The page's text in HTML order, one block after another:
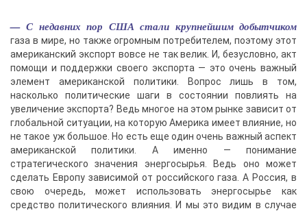
— С недавних пор США стали крупнейшим добытчиком
газа в мире, но также огромным потребителем, поэтому этот
американский экспорт вовсе не так велик. И, безусловно, акт
помощи и поддержки своего экспорта — это очень важный
элемент американской политики. Вопрос лишь в том,
насколько политические шаги в состоянии повлиять на
увеличение экспорта? Ведь многое на этом рынке зависит от
глобальной ситуации, на которую Америка имеет влияние, но
не такое уж большое. Но есть еще один очень важный аспект
американской политики. А именно — понимание
стратегического значения энергосырья. Ведь оно может
сделать Европу зависимой от российского газа. А Россия, в
свою очередь, может использовать энергосырье как
средство политического влияния. И мы это видим в случае